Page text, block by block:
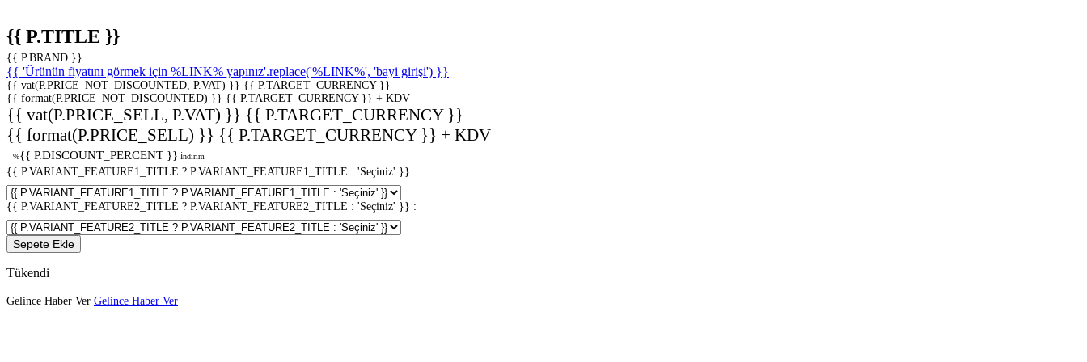
{{ P.TITLE }}
{{ P.BRAND }}
{{ 'Ürünün fiyatını görmek için %LINK% yapınız'.replace('%LINK%', 'bayi girişi') }}
{{ vat(P.PRICE_NOT_DISCOUNTED, P.VAT) }} {{ P.TARGET_CURRENCY }}
{{ format(P.PRICE_NOT_DISCOUNTED) }} {{ P.TARGET_CURRENCY }} + KDV
{{ vat(P.PRICE_SELL, P.VAT) }} {{ P.TARGET_CURRENCY }}
{{ format(P.PRICE_SELL) }} {{ P.TARGET_CURRENCY }} + KDV
%{{ P.DISCOUNT_PERCENT }} İndirim
{{ P.VARIANT_FEATURE1_TITLE ? P.VARIANT_FEATURE1_TITLE : 'Seçiniz' }} :
{{ P.VARIANT_FEATURE2_TITLE ? P.VARIANT_FEATURE2_TITLE : 'Seçiniz' }} :
Sepete Ekle
Tükendi
Gelince Haber Ver Gelince Haber Ver